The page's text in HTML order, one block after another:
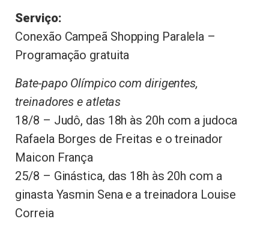
Serviço:
Conexão Campeã Shopping Paralela –
Programação gratuita
Bate-papo Olímpico com dirigentes,
treinadores e atletas
18/8 – Judô, das 18h às 20h com a judoca
Rafaela Borges de Freitas e o treinador
Maicon França
25/8 – Ginástica, das 18h às 20h com a
ginasta Yasmin Sena e a treinadora Louise
Correia